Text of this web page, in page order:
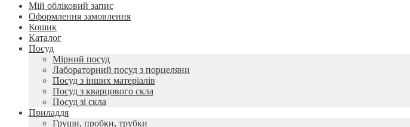
Мій обліковий запис
Оформлення замовлення
Кошик
Каталог
Посуд
Мірний посуд
Лабораторний посуд з порцеляни
Посуд з інших матеріалів
Посуд з кварцового скла
Посуд зі скла
Приладдя
Груши, пробки, трубки